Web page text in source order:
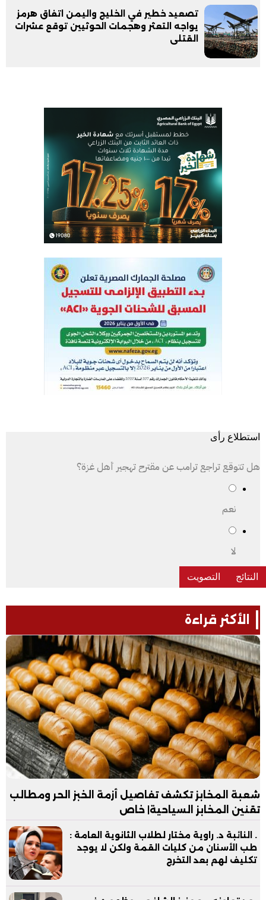
تصعيد خطير في الخليج واليمن اتفاق هرمز
يواجه التعثر وهجمات الحوثيين توقع عشرات
القتلى
استطلاع رأى
هل تتوقع تراجع ترامب عن مقترح تهجير أهل غزة؟
نعم
لا
الأكثر قراءة
شعبة المخابز تكشف تفاصيل أزمة الخبز الحر ومطالب
تقنين المخابز السياحية| خاص
. النائبة د. راوية مختار لطلاب الثانوية العامة :
طب الأسنان من كليات القمة ولكن لا يوجد
تكليف لهم بعد التخرج